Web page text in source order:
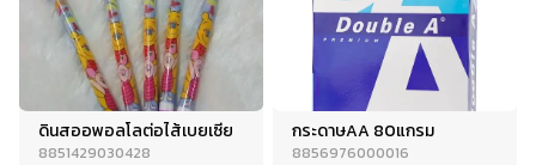
ดินสออพอลโลต่อไส้เบยเซีย
8851429030428
กระดาษAA 80แกรม
8856976000016